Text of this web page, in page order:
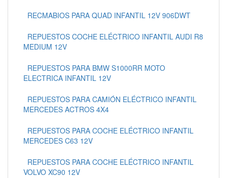
RECMABIOS PARA QUAD INFANTIL 12V 906DWT
REPUESTOS COCHE ELÉCTRICO INFANTIL AUDI R8
MEDIUM 12V
REPUESTOS PARA BMW S1000RR MOTO
ELECTRICA INFANTIL 12V
REPUESTOS PARA CAMIÓN ELÉCTRICO INFANTIL
MERCEDES ACTROS 4X4
REPUESTOS PARA COCHE ELÉCTRICO INFANTIL
MERCEDES C63 12V
REPUESTOS PARA COCHE ELÉCTRICO INFANTIL
VOLVO XC90 12V